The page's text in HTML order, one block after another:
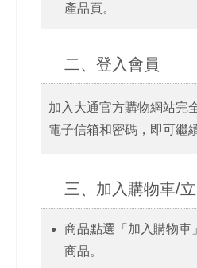
產品頁。
二、登入會員
加入大通官方購物網站完
電子信箱和密碼，即可繼
三、加入購物車/
商品點選「加入購物車
商品。